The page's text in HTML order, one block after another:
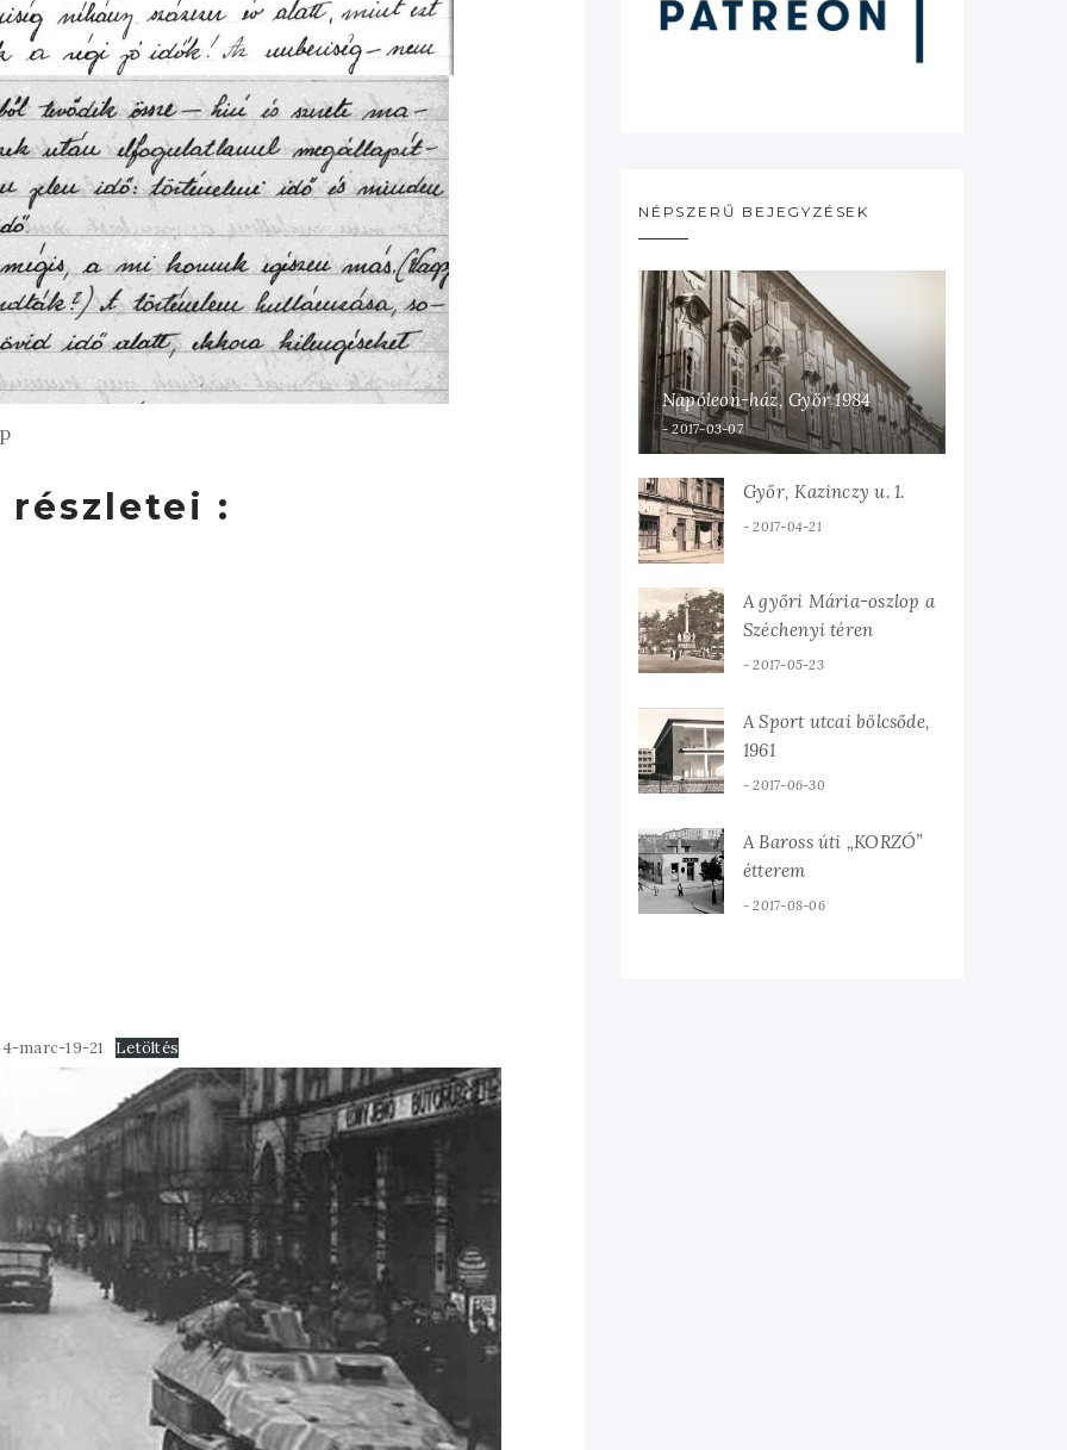
:
marc-19-21 Letöltés
NÉPSZERŰ BEJEGYZÉSEK
Napóleon-ház, Győr 1984
2017-03-07
Győr, Kazinczy u. 1.
2017-04-21
A győri Mária-oszlop a
Széchenyi téren
2017-05-23
A Sport utcai bölcsőde,
1961
2017-06-30
A Baross úti „KORZÓ”
étterem
2017-08-06